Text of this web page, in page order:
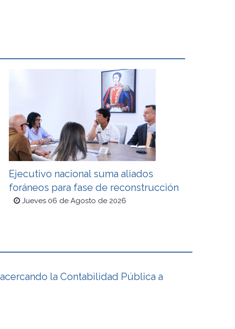
Ejecutivo nacional suma aliados
foráneos para fase de reconstrucción
Jueves 06 de Agosto de 2026
la Contabilidad Pública a